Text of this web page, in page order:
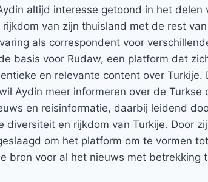
altijd interesse getoond in het delen
van zijn thuisland met de rest
als correspondent voor
basis voor Rudaw, een platform dat
en relevante content over Turkije.
Aydin meer informeren over de Turkse
en reisinformatie, daarbij leidend
diversiteit en rijkdom van Turkije. Door
om het platform om te vormen
bron voor al het nieuws met betrekking